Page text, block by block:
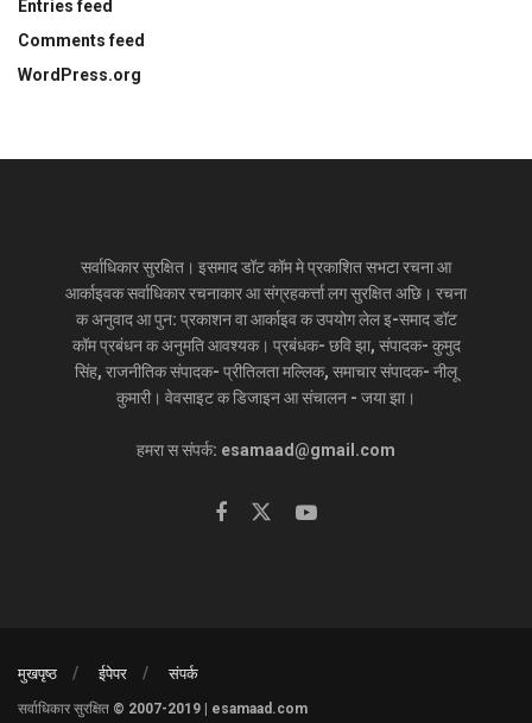
Entries feed
Comments feed
WordPress.org
सर्वाधिकार सुरक्षित। इसमाद डॉट कॉम मे प्रकाशित सभटा रचना आ
आर्काइवक सर्वाधिकार रचनाकार आ संग्रहकर्त्ता लग सुरक्षित अछि। रचना
क अनुवाद आ पुन: प्रकाशन वा आर्काइव क उपयोग लेल इ-समाद डॉट
कॉम प्रबंधन क अनुमति आवश्यक। प्रबंधक- छवि झा, संपादक- कुमुद
सिंह, राजनीतिक संपादक- प्रीतिलता मल्लिक, समाचार संपादक- नीलू
कुमारी। वेवसाइट क डिजाइन आ संचालन - जया झा।
हमरा स संपर्क: esamaad@gmail.com
मुखपृष्ठ ईपेपर संपर्क
सर्वाधिकार सुरक्षित © 2007-2019 | esamaad.com